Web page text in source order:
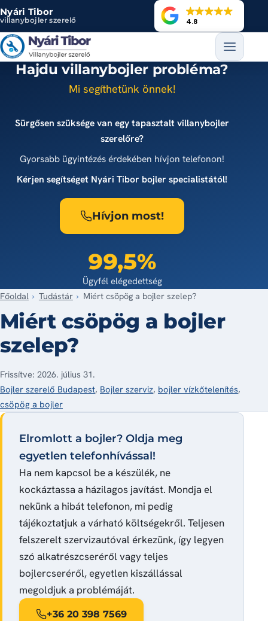
Ugrás a tartalomra
Nyári Tibor
villanybojler szerelő
4.8
Hajdu villanybojler probléma?
Mi segíthetünk önnek!
Sürgősen szüksége van egy tapasztalt villanybojler
szerelőre?
Gyorsabb ügyintézés érdekében hívjon telefonon!
Kérjen segítséget Nyári Tibor bojler specialistától!
Hívjon most!
99,5%
Ügyfél elégedettség
Főoldal Tudástár Miért csöpög a bojler szelep?
Miért csöpög a bojler
szelep?
Frissítve: 2026. július 31.
Bojler szerelő Budapest, Bojler szerviz, bojler vízkőtelenítés,
csöpög a bojler
Elromlott a bojler? Oldja meg
egyetlen telefonhívással!
Ha nem kapcsol be a készülék, ne
kockáztassa a házilagos javítást. Mondja el
nekünk a hibát telefonon, mi pedig
tájékoztatjuk a várható költségekről. Teljesen
felszerelt szervizautóval érkezünk, így legyen
szó alkatrészcseréről vagy teljes
bojlercseréről, egyetlen kiszállással
megoldjuk a problémáját.
+36 20 398 7569